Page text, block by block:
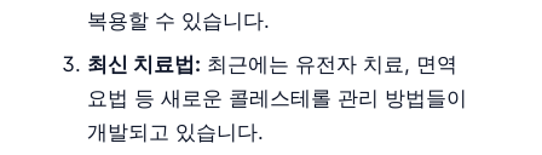
복용할 수 있습니다.
최신 치료법: 최근에는 유전자 치료, 면역
요법 등 새로운 콜레스테롤 관리 방법들이
개발되고 있습니다.